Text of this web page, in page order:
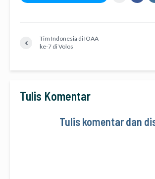
Tim Indonesia di IOAA
ke-7 di Volos
Tulis Komentar
Tulis komentar dan